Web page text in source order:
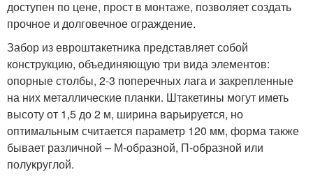
доступен по цене, прост в монтаже, позволяет создать
прочное и долговечное ограждение.
Забор из евроштакетника представляет собой
конструкцию, объединяющую три вида элементов:
опорные столбы, 2-3 поперечных лага и закрепленные
на них металлические планки. Штакетины могут иметь
высоту от 1,5 до 2 м, ширина варьируется, но
оптимальным считается параметр 120 мм, форма также
бывает различной – М-образной, П-образной или
полукруглой.